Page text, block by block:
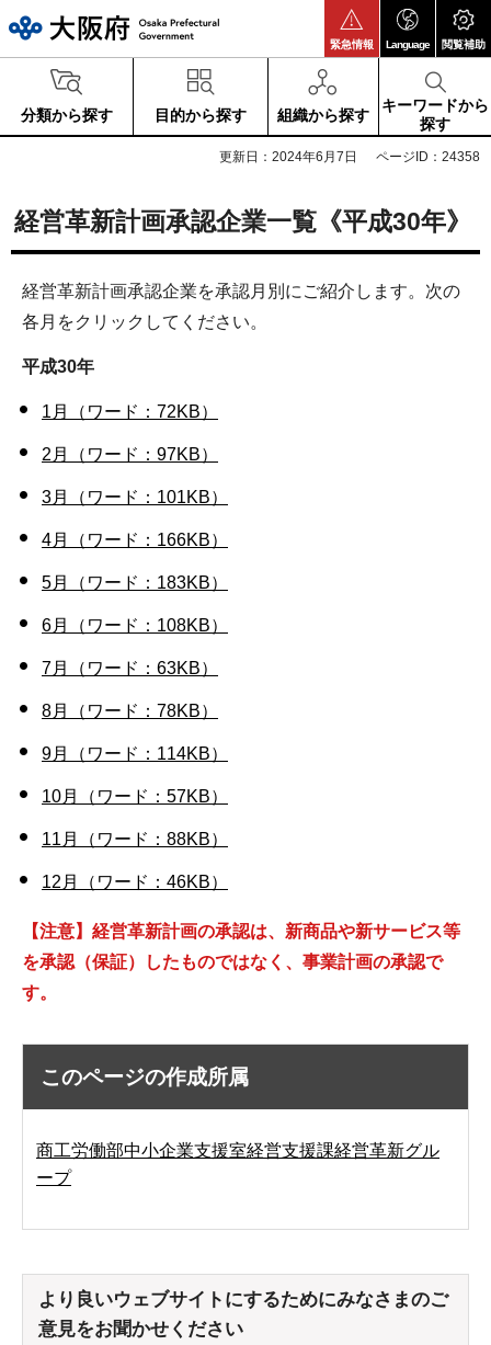
緊急情報 Language 閲覧補助
分類から探す 目的から探す 組織から探す
キーワードから
探す
更新日：2024年6月7日 ページID：24358
経営革新計画承認企業一覧《平成30年》
経営革新計画承認企業を承認月別にご紹介します。次の
各月をクリックしてください。
平成30年
1月（ワード：72KB）
2月（ワード：97KB）
3月（ワード：101KB）
4月（ワード：166KB）
5月（ワード：183KB）
6月（ワード：108KB）
7月（ワード：63KB）
8月（ワード：78KB）
9月（ワード：114KB）
10月（ワード：57KB）
11月（ワード：88KB）
12月（ワード：46KB）
【注意】経営革新計画の承認は、新商品や新サービス等
を承認（保証）したものではなく、事業計画の承認で
す。
このページの作成所属
商工労働部中小企業支援室経営支援課経営革新グル
ープ
より良いウェブサイトにするためにみなさまのご
意見をお聞かせください